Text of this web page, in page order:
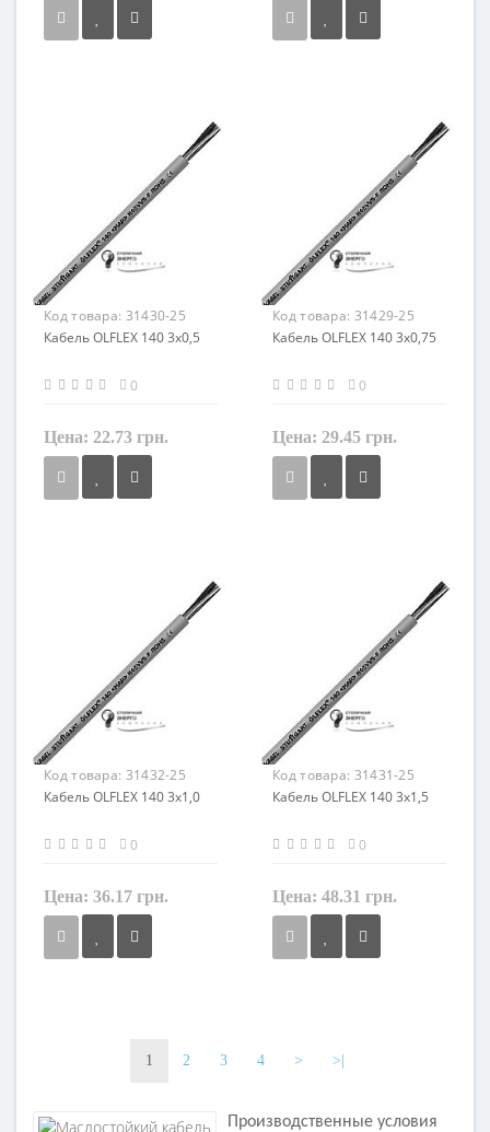
не экранированный
Заземление
с жилой заземления
Маркировка
OLFLEX 140
не экранированный
Заземление
с жилой заземления
Маркировка
OLFLEX 140
Код товара: 31430-25
Кабель OLFLEX 140 3x0,5
0
Цена: 22.73 грн.
не экранированный
Заземление
с жилой заземления
Маркировка
OLFLEX 140
Код товара: 31429-25
Кабель OLFLEX 140 3x0,75
0
Цена: 29.45 грн.
не экранированный
Заземление
с жилой заземления
Маркировка
OLFLEX 140
Код товара: 31432-25
Кабель OLFLEX 140 3x1,0
0
Цена: 36.17 грн.
Код товара: 31431-25
Кабель OLFLEX 140 3x1,5
0
Цена: 48.31 грн.
1 2 3 4 > >|
Производственные условия